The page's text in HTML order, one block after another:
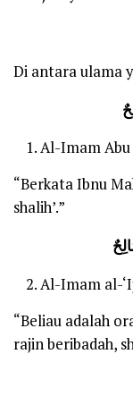
Di antara ulama
Al-Imam Abu
“Berkata Ibnu
shalih’.”
Al-Imam al-
“Beliau adalah
rajin beribadah,